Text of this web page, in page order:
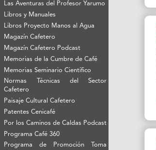
Las Aventuras del Profesor Yarumo
Libros y Manuales
Libros Proyecto Manos al Agua
Magazín Cafetero
Magazín Cafetero Podcast
Memorias de la Cumbre de Café
Memorias Seminario Científico
Normas Técnicas del Sector
Cafetero
Paisaje Cultural Cafetero
Patentes Cenicafé
Por los Caminos de Caldas Podcast
Programa Café 360
Programa de Promoción Toma